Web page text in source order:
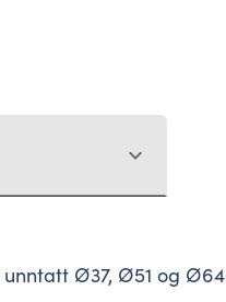
expand_more
Ø37, Ø51 og Ø64